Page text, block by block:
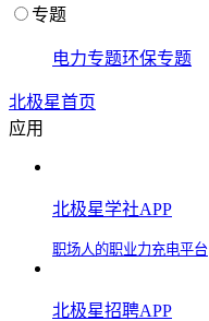
专题
电力专题环保专题
北极星首页
应用
北极星学社APP
职场人的职业力充电平台
北极星招聘APP